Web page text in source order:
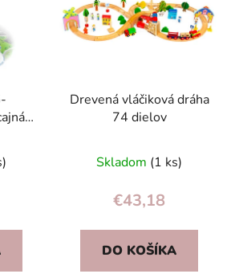
Drevená vláčiková dráha
74 dielov
Skladom (1 ks)
€43,18
DO KOŠÍKA